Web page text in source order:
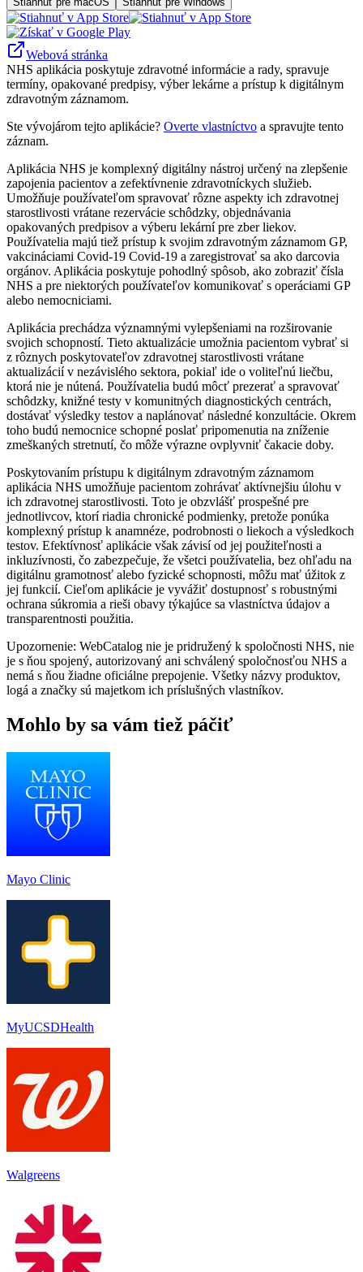
Webová stránka
NHS aplikácia poskytuje zdravotné informácie a rady, spravuje
termíny, opakované predpisy, výber lekárne a prístup k digitálnym
zdravotným záznamom.
Ste vývojárom tejto aplikácie? Overte vlastníctvo a spravujte tento
záznam.
Aplikácia NHS je komplexný digitálny nástroj určený na zlepšenie
zapojenia pacientov a zefektívnenie zdravotníckych služieb.
Umožňuje používateľom spravovať rôzne aspekty ich zdravotnej
starostlivosti vrátane rezervácie schôdzky, objednávania
opakovaných predpisov a výberu lekární pre zber liekov.
Používatelia majú tiež prístup k svojim zdravotným záznamom GP,
vakcináciami Covid-19 Covid-19 a zaregistrovať sa ako darcovia
orgánov. Aplikácia poskytuje pohodlný spôsob, ako zobraziť čísla
NHS a pre niektorých používateľov komunikovať s operáciami GP
alebo nemocniciami.
Aplikácia prechádza významnými vylepšeniami na rozširovanie
svojich schopností. Tieto aktualizácie umožnia pacientom vybrať si
z rôznych poskytovateľov zdravotnej starostlivosti vrátane
aktualizácií v nezávislého sektora, pokiaľ ide o voliteľnú liečbu,
ktorá nie je nútená. Používatelia budú môcť prezerať a spravovať
schôdzky, knižné testy v komunitných diagnostických centrách,
dostávať výsledky testov a naplánovať následné konzultácie. Okrem
toho budú nemocnice schopné poslať pripomenutia na zníženie
zmeškaných stretnutí, čo môže výrazne ovplyvniť čakacie doby.
Poskytovaním prístupu k digitálnym zdravotným záznamom
aplikácia NHS umožňuje pacientom zohrávať aktívnejšiu úlohu v
ich zdravotnej starostlivosti. Toto je obzvlášť prospešné pre
jednotlivcov, ktorí riadia chronické podmienky, pretože ponúka
komplexný prístup k anamnéze, podrobnosti o liekoch a výsledkoch
testov. Efektívnosť aplikácie však závisí od jej použiteľnosti a
inkluzívnosti, čo zabezpečuje, že všetci používatelia, bez ohľadu na
digitálnu gramotnosť alebo fyzické schopnosti, môžu mať úžitok z
jej funkcií. Cieľom aplikácie je vyvážiť dostupnosť s robustnými
ochrana súkromia a rieši obavy týkajúce sa vlastníctva údajov a
transparentnosti použitia.
Upozornenie: WebCatalog nie je pridružený k spoločnosti NHS, nie
je s ňou spojený, autorizovaný ani schválený spoločnosťou NHS a
nemá s ňou žiadne oficiálne prepojenie. Všetky názvy produktov,
logá a značky sú majetkom ich príslušných vlastníkov.
Mohlo by sa vám tiež páčiť
Mayo Clinic
MyUCSDHealth
Walgreens